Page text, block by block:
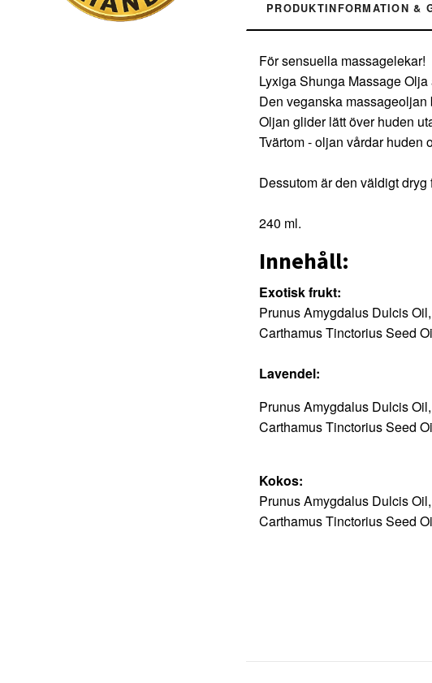
PRODUKTINFORMATION &
För sensuella massagelekar!
Lyxiga Shunga Massage
Den veganska
Oljan glider lätt över huden
Tvärtom - oljan vårdar huden
Dessutom är den väldigt
240 ml.
Innehåll:
Exotisk frukt:
Prunus Amygdalus Dulcis
Carthamus Tinctorius Seed
Lavendel:
Prunus Amygdalus Dulcis
Carthamus Tinctorius Seed
Kokos:
Prunus Amygdalus Dulcis
Carthamus Tinctorius Seed